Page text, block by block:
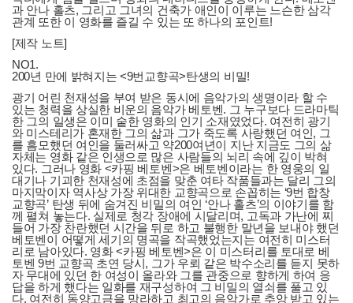
과 안나 홀츠, 그리고 그녀의 건축가 애인이 이루는 느슨한 삼각
관계 또한 이 영화를 즐길 수 있는 또 하나의 포인트!
[제작 노트]
NO1.
200년 만에 밝혀지는 <9번교향곡>탄생의 비밀!
광기 어린 천재성을 부여 받은 동시에 음악가의 생명이라 할 수
있는 청력을 상실한 비운의 음악가 베토벤. 그 누구보다 드라마틱
한 그의 일생은 이미 숱한 영화의 인기 소재였었다. 여전히 광기
와 미스테리가 혼재한 그의 삶과 그가 죽도록 사랑했던 여인, 그
를 흠모했던 여인을 둘러싸고 약200여년이 지난 지금도 그의 삶
자체는 영화 같은 인생으로 많은 사람들의 뇌리 속에 깊이 박혀
있다. 그러나 영화 <카핑 베토벤>은 베토벤이라는 한 영웅의 일
대기나 기괴한 천재성에 초점을 맞춘 여타 작품들과는 달리 그의
마지막이자 역사상 가장 위대한 교향곡으로 손꼽히는 ‘9번 합창
교향곡’ 탄생 뒤에 숨겨진 비밀의 여인 ‘안나 홀츠’의 이야기를 함
께 펼쳐 놓는다. 실제로 청각 장애에 시달리며, 고독과 가난에 찌
들어 가장 찬란했던 시간을 뒤로 하고 불행한 말년을 보내야 했던
베토벤이 어떻게 세기의 명곡을 작곡했었는지는 여전히 미스터
리로 남아있다. 영화 <카핑 베토벤>은 이 미스터리를 토대로 베
토벤 9번 교향곡 초연 당시, 그가 우뢰 같은 박수소리를 듣지 못하
자 무대에 있던 한 여성이 올라와 그를 관중으로 향하게 하여 응
답을 하게 했다는 일화를 재구성하여 그 비밀의 열쇠를 풀고 있
다. 여전히 동양고금을 망라하고 최고의 음악가로 추앙 받고 있는